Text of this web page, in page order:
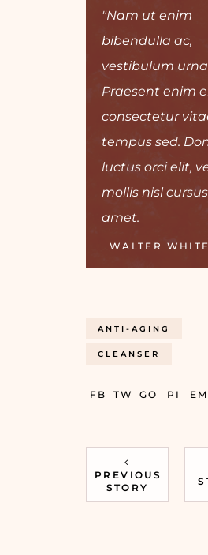
"Nam ut enim
bibendulla ac,
vestibulum
Praesent enim
consectetur
tempus sed.
luctus orci elit,
mollis nisl
amet.
WALTER
ANTI-AGING
CLEANSER
FB TW GO PI EM
PREVIOUS
STORY